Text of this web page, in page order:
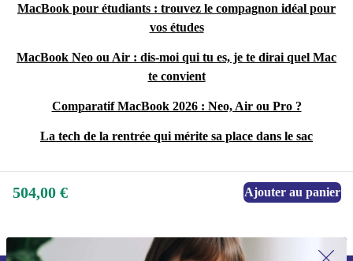
MacBook pour étudiants : trouvez le compagnon idéal pour
vos études
MacBook Neo ou Air : dis-moi qui tu es, je te dirai quel Mac
te convient
Comparatif MacBook 2026 : Neo, Air ou Pro ?
La tech de la rentrée qui mérite sa place dans le sac
504,00 € Ajouter au panier